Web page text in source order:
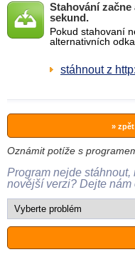
Stahování
sekund.
Pokud stahovaní
alternativních
stáhnout z
»
Oznámit potíže s
Program nejde
novější verzi? Dejte nám